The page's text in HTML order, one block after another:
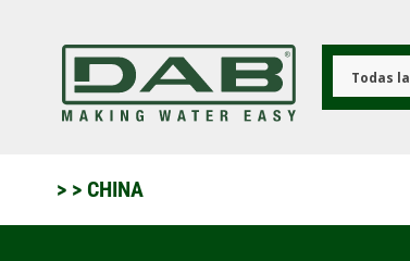
contenido
Todas
> > CHINA